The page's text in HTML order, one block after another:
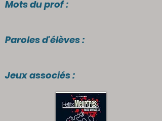
Mots du prof :
Paroles d'élèves :
Jeux associés :